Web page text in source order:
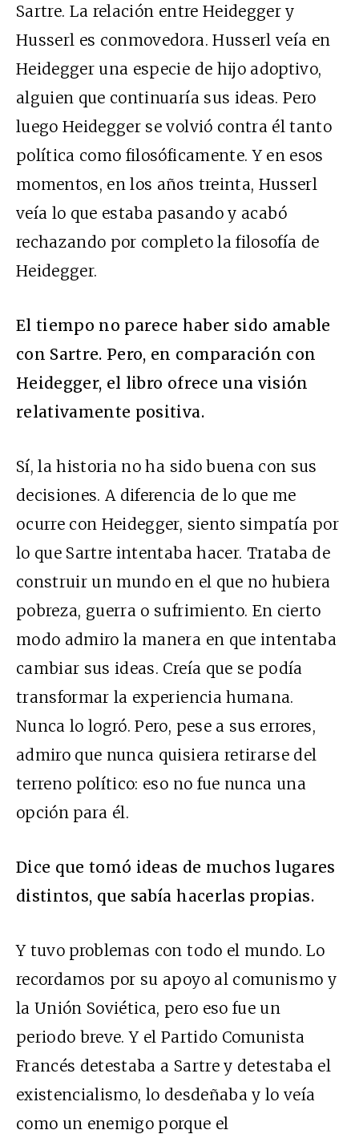
Sartre. La relación entre Heidegger y
Husserl es conmovedora. Husserl veía en
Heidegger una especie de hijo adoptivo,
alguien que continuaría sus ideas. Pero
luego Heidegger se volvió contra él tanto
política como filosóficamente. Y en esos
momentos, en los años treinta, Husserl
veía lo que estaba pasando y acabó
rechazando por completo la filosofía de
Heidegger.
El tiempo no parece haber sido amable
con Sartre. Pero, en comparación con
Heidegger, el libro ofrece una visión
relativamente positiva.
Sí, la historia no ha sido buena con sus
decisiones. A diferencia de lo que me
ocurre con Heidegger, siento simpatía por
lo que Sartre intentaba hacer. Trataba de
construir un mundo en el que no hubiera
pobreza, guerra o sufrimiento. En cierto
modo admiro la manera en que intentaba
cambiar sus ideas. Creía que se podía
transformar la experiencia humana.
Nunca lo logró. Pero, pese a sus errores,
admiro que nunca quisiera retirarse del
terreno político: eso no fue nunca una
opción para él.
Dice que tomó ideas de muchos lugares
distintos, que sabía hacerlas propias.
Y tuvo problemas con todo el mundo. Lo
recordamos por su apoyo al comunismo y
la Unión Soviética, pero eso fue un
periodo breve. Y el Partido Comunista
Francés detestaba a Sartre y detestaba el
existencialismo, lo desdeñaba y lo veía
como un enemigo porque el